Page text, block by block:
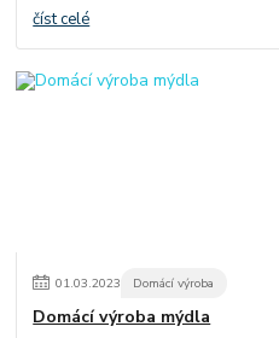
číst celé
01.03.2023 Domácí výroba
Domácí výroba mýdla